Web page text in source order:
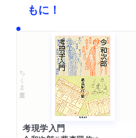
もに！
ちくま文庫
考現学入門